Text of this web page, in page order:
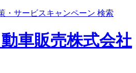
・サービスキャンペーン 検索